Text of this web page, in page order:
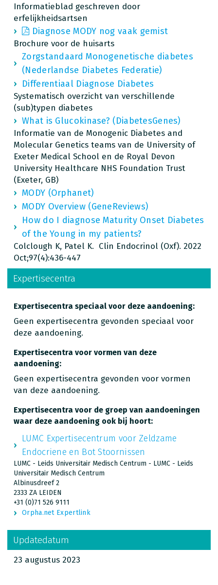
Informatieblad geschreven door
erfelijkheidsartsen
Diagnose MODY nog vaak gemist
Brochure voor de huisarts
Zorgstandaard Monogenetische diabetes
(Nederlandse Diabetes Federatie)
Differentiaal Diagnose Diabetes
Systematisch overzicht van verschillende
(sub)typen diabetes
What is Glucokinase? (DiabetesGenes)
Informatie van de Monogenic Diabetes and
Molecular Genetics teams van de University of
Exeter Medical School en de Royal Devon
University Healthcare NHS Foundation Trust
(Exeter, GB)
MODY (Orphanet)
MODY Overview (GeneReviews)
How do I diagnose Maturity Onset Diabetes
of the Young in my patients?
Colclough K, Patel K. Clin Endocrinol (Oxf). 2022
Oct;97(4):436-447
Expertisecentra
Expertisecentra speciaal voor deze aandoening:
Geen expertisecentra gevonden speciaal voor
deze aandoening.
Expertisecentra voor vormen van deze
aandoening:
Geen expertisecentra gevonden voor vormen
van deze aandoening.
Expertisecentra voor de groep van aandoeningen
waar deze aandoening ook bij hoort:
LUMC Expertisecentrum voor Zeldzame
Endocriene en Bot Stoornissen
LUMC - Leids Universitair Medisch Centrum - LUMC - Leids
Universitair Medisch Centrum
Albinusdreef 2
2333 ZA LEIDEN
+31 (0)71 526 9111
Orpha.net Expertlink
Updatedatum
23 augustus 2023